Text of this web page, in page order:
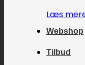
Læs
Webshop
Tilbud